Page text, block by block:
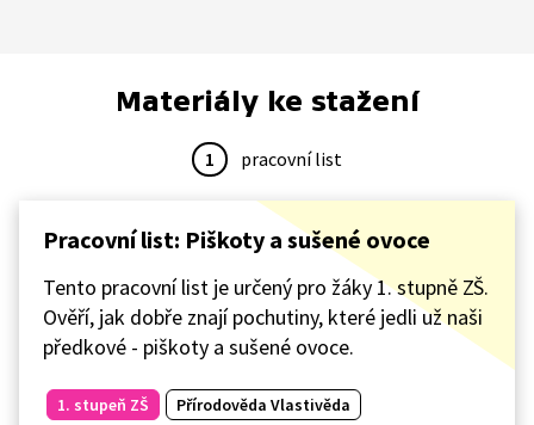
Materiály ke stažení
1 pracovní list
Pracovní list: Piškoty a sušené ovoce
Tento pracovní list je určený pro žáky 1. stupně ZŠ.
Ověří, jak dobře znají pochutiny, které jedli už naši
předkové - piškoty a sušené ovoce.
1. stupeň ZŠ Přírodověda Vlastivěda